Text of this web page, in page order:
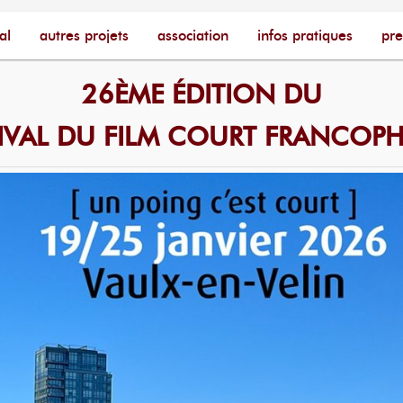
autres projets association infos pratiques
26ÈME ÉDITION DU
DU FILM COURT